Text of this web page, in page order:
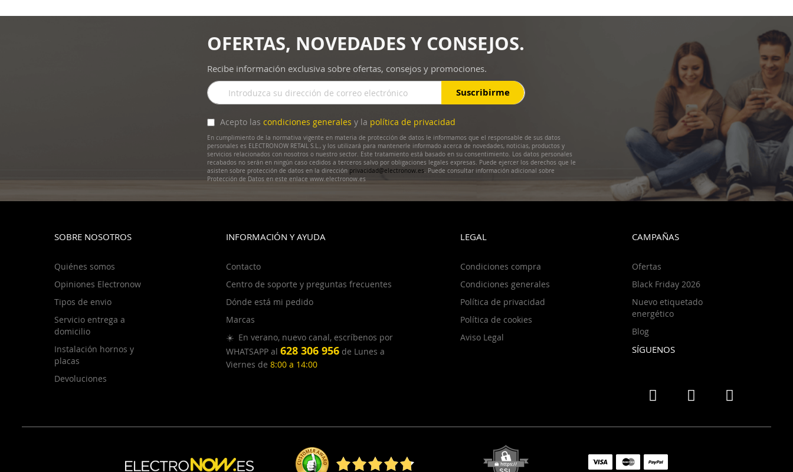
OFERTAS, NOVEDADES Y CONSEJOS.
Recibe información exclusiva sobre ofertas, consejos y promociones.
Inscríbase
a
boletín
de
noticias:
Suscribirme
Acepto las condiciones generales y la política de privacidad
En cumplimiento de la normativa vigente en materia de protección de datos le informamos que el responsable de sus datos
personales es ELECTRONOW RETAIL S.L., y los utilizará para mantenerle informado acerca de novedades, noticias, productos y
servicios relacionados con nosotros o nuestro sector. Este tratamiento está basado en su consentimiento. Los datos personales
recabados no serán en ningún caso cedidos a terceros salvo por obligaciones legales expresas. Puede ejercer los derechos que le
asisten sobre protección de datos en la dirección privacidad@electronow.es. Puede consultar información adicional sobre
Protección de Datos en este enlace www.electronow.es
SOBRE NOSOTROS
Quiénes somos
Opiniones Electronow
Tipos de envio
Servicio entrega a
domicilio
Instalación hornos y
placas
Devoluciones
INFORMACIÓN Y AYUDA
Contacto
Centro de soporte y preguntas frecuentes
Dónde está mi pedido
Marcas
☀️ En verano, nuevo canal, escríbenos por
WHATSAPP al 628 306 956de Lunes a
Viernes de 8:00 a 14:00
LEGAL
Condiciones compra
Condiciones generales
Política de privacidad
Política de cookies
Aviso Legal
CAMPAÑAS
Ofertas
Black Friday 2026
Nuevo etiquetado
energético
Blog
SÍGUENOS